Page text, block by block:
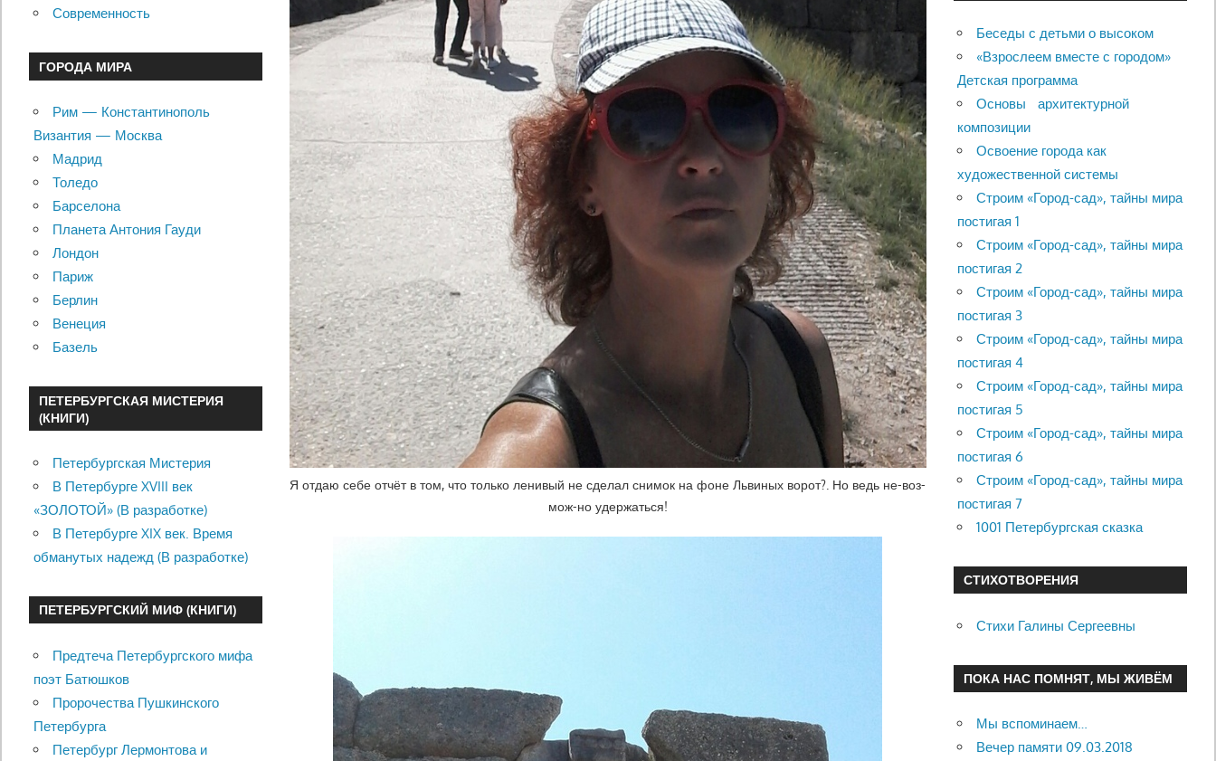
Я отдаю себе отчёт в том, что только ленивый не сделал снимок на фоне Львиных ворот?. Но ведь не-воз-
мож-но удержаться!
Современность
ГОРОДА МИРА
Рим — Константинополь
Византия — Москва
Мадрид
Толедо
Барселона
Планета Антония Гауди
Лондон
Париж
Берлин
Венеция
Базель
ПЕТЕРБУРГСКАЯ МИСТЕРИЯ
(КНИГИ)
Петербургская Мистерия
В Петербурге XVIII век
«ЗОЛОТОЙ» (В разработке)
В Петербурге XIX век. Время
обманутых надежд (В разработке)
ПЕТЕРБУРГСКИЙ МИФ (КНИГИ)
Предтеча Петербургского мифа
поэт Батюшков
Пророчества Пушкинского
Петербурга
Петербург Лермонтова и
Беседы с детьми о высоком
«Взрослеем вместе с городом»
Детская программа
Основы архитектурной
композиции
Освоение города как
художественной системы
Строим «Город-сад», тайны мира
постигая 1
Строим «Город-сад», тайны мира
постигая 2
Строим «Город-сад», тайны мира
постигая 3
Строим «Город-сад», тайны мира
постигая 4
Строим «Город-сад», тайны мира
постигая 5
Строим «Город-сад», тайны мира
постигая 6
Строим «Город-сад», тайны мира
постигая 7
1001 Петербургская сказка
СТИХОТВОРЕНИЯ
Стихи Галины Сергеевны
ПОКА НАС ПОМНЯТ, МЫ ЖИВЁМ
Мы вспоминаем…
Вечер памяти 09.03.2018